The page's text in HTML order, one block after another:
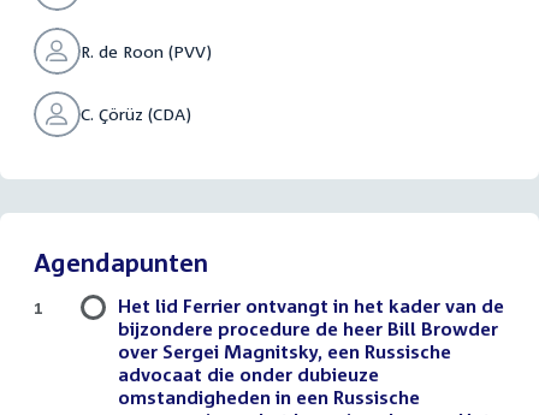
R. de Roon (PVV)
C. Çörüz (CDA)
Agendapunten
Het lid Ferrier ontvangt in het kader van de
bijzondere procedure de heer Bill Browder
over Sergei Magnitsky, een Russische
advocaat die onder dubieuze
omstandigheden in een Russische
1